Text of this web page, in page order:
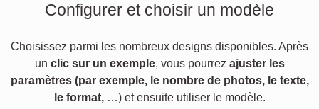
Configurer et choisir un modèle
Choisissez parmi les nombreux designs disponibles. Après
un clic sur un exemple, vous pourrez ajuster les
paramètres (par exemple, le nombre de photos, le texte,
le format,…) et ensuite utiliser le modèle.